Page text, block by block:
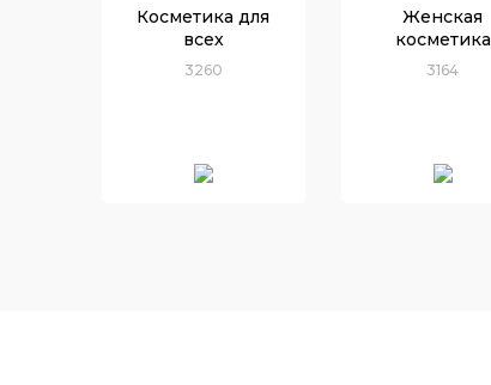
Косметика для
всех
3260
Женская
косметика
3164